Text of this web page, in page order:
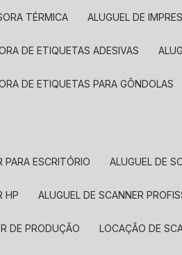
TÉRMICA ALUGUEL DE
DE ETIQUETAS ADESIVAS
DE ETIQUETAS PARA GÔNDOLAS
PARA ESCRITÓRIO ALUGUEL DE
HP ALUGUEL DE SCANNER
DE PRODUÇÃO LOCAÇÃO DE